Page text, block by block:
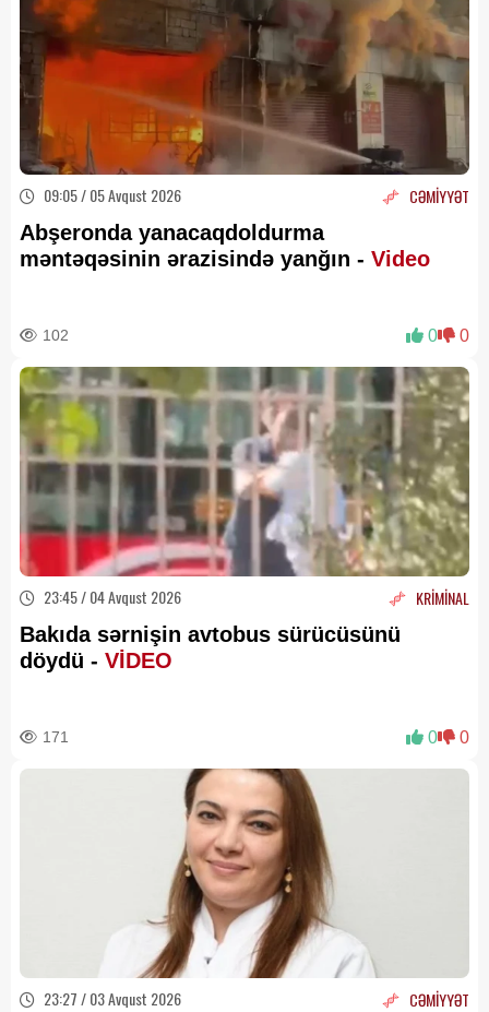
09:05 / 05 Avqust 2026 CƏMİYYƏT
Abşeronda yanacaqdoldurma
məntəqəsinin ərazisində yanğın - Video
102 0 0
23:45 / 04 Avqust 2026 KRİMİNAL
Bakıda sərnişin avtobus sürücüsünü
döydü - VİDEO
171 0 0
23:27 / 03 Avqust 2026 CƏMİYYƏT